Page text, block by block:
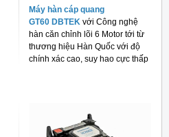
Máy hàn cáp quang
GT60 DBTEK với Công nghệ
hàn căn chỉnh lõi 6 Motor tới từ
thương hiệu Hàn Quốc với độ
chính xác cao, suy hao cực thấp